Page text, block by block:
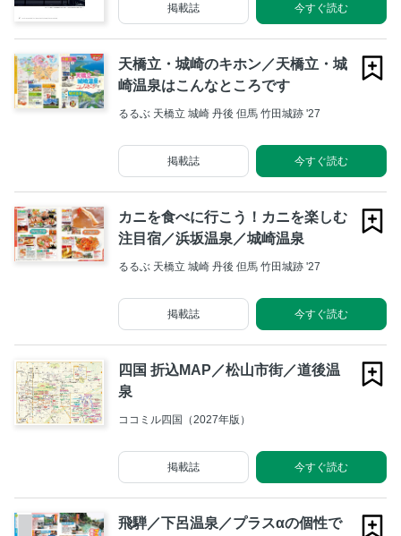
今すぐ読む
掲載誌
天橋立・城崎のキホン／天橋立・城
崎温泉はこんなところです
るるぶ 天橋立 城崎 丹後 但馬 竹田城跡 '27
今すぐ読む
掲載誌
カニを食べに行こう！カニを楽しむ
注目宿／浜坂温泉／城崎温泉
るるぶ 天橋立 城崎 丹後 但馬 竹田城跡 '27
今すぐ読む
掲載誌
四国 折込MAP／松山市街／道後温
泉
ココミル四国（2027年版）
今すぐ読む
掲載誌
飛騨／下呂温泉／プラスαの個性で